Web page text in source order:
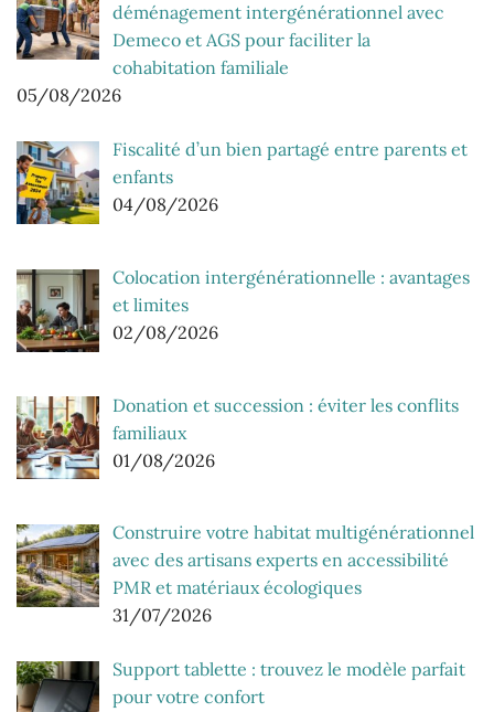
déménagement intergénérationnel avec
Demeco et AGS pour faciliter la
cohabitation familiale
05/08/2026
Fiscalité d’un bien partagé entre parents et
enfants
04/08/2026
Colocation intergénérationnelle : avantages
et limites
02/08/2026
Donation et succession : éviter les conflits
familiaux
01/08/2026
Construire votre habitat multigénérationnel
avec des artisans experts en accessibilité
PMR et matériaux écologiques
31/07/2026
Support tablette : trouvez le modèle parfait
pour votre confort